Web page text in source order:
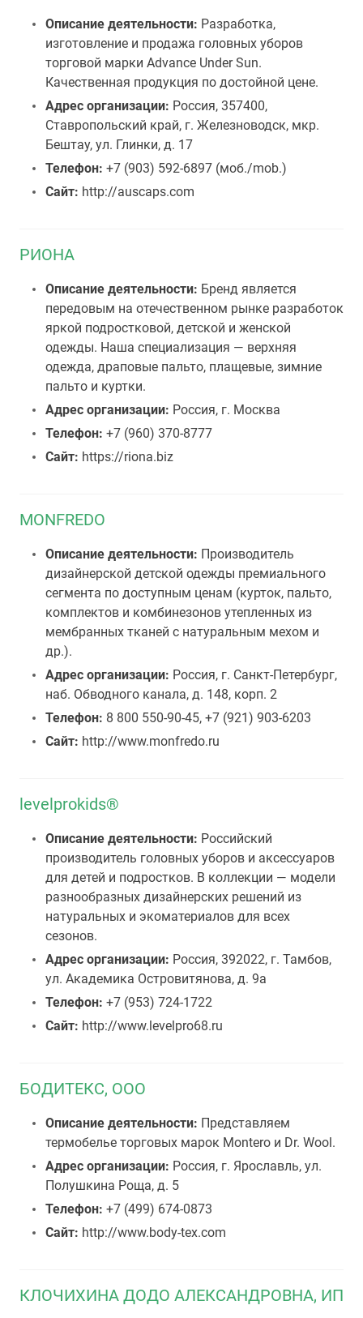
Описание деятельности: Разработка,
изготовление и продажа головных уборов
торговой марки Advance Under Sun.
Качественная продукция по достойной цене.
Адрес организации: Россия, 357400,
Ставропольский край, г. Железноводск, мкр.
Бештау, ул. Глинки, д. 17
Телефон: +7 (903) 592-6897 (моб./mob.)
Сайт: http://auscaps.com
РИОНА
Описание деятельности: Бренд является
передовым на отечественном рынке разработок
яркой подростковой, детской и женской
одежды. Наша специализация — верхняя
одежда, драповые пальто, плащевые, зимние
пальто и куртки.
Адрес организации: Россия, г. Москва
Телефон: +7 (960) 370-8777
Сайт: https://riona.biz
MONFREDO
Описание деятельности: Производитель
дизайнерской детской одежды премиального
сегмента по доступным ценам (курток, пальто,
комплектов и комбинезонов утепленных из
мембранных тканей с натуральным мехом и
др.).
Адрес организации: Россия, г. Санкт-Петербург,
наб. Обводного канала, д. 148, корп. 2
Телефон: 8 800 550-90-45, +7 (921) 903-6203
Сайт: http://www.monfredo.ru
levelprokids®
Описание деятельности: Российский
производитель головных уборов и аксессуаров
для детей и подростков. В коллекции — модели
разнообразных дизайнерских решений из
натуральных и экоматериалов для всех
сезонов.
Адрес организации: Россия, 392022, г. Тамбов,
ул. Академика Островитянова, д. 9а
Телефон: +7 (953) 724-1722
Сайт: http://www.levelpro68.ru
БОДИТЕКС, ООО
Описание деятельности: Представляем
термобелье торговых марок Montero и Dr. Wool.
Адрес организации: Россия, г. Ярославль, ул.
Полушкина Роща, д. 5
Телефон: +7 (499) 674-0873
Сайт: http://www.body-tex.com
КЛОЧИХИНА ДОДО АЛЕКСАНДРОВНА, ИП